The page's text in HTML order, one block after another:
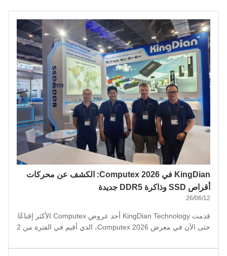
KingDian في Computex 2026: الكشف عن محركات
أقراص SSD وذاكرة DDR5 جديدة
26/06/12
قدمت KingDian Technology أحد عروض Computex الأكثر إقناعًا
حتى الآن في معرض Computex 2026، الذي أقيم في الفترة من 2
المصنعة للتخزين والذاكرة ومقرها شنتشن بتشكيلة مركزة من